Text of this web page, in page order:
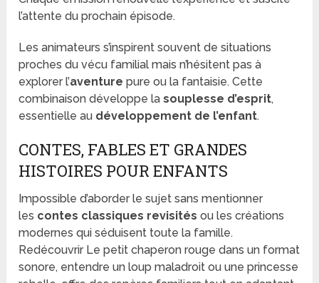
l’attente du prochain épisode.
Les animateurs s’inspirent souvent de situations
proches du vécu familial mais n’hésitent pas à
explorer l’aventure pure ou la fantaisie. Cette
combinaison développe lasouplesse d’esprit,
essentielle au développement de l’enfant.
CONTES, FABLES ET GRANDES
HISTOIRES POUR ENFANTS
Impossible d’aborder le sujet sans mentionner
les contes classiques revisités ou les créations
modernes qui séduisent toute la famille.
Redécouvrir Le petit chaperon rouge dans un format
sonore, entendre un loup maladroit ou une princesse